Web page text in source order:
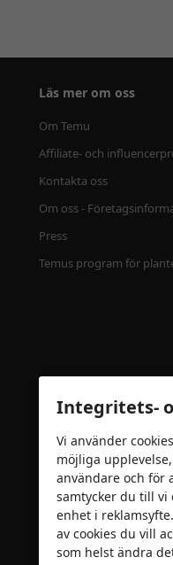
Läs mer om oss
Om Temu
Affiliate- och
Kontakta oss
Om oss -
Press
Temus program för
Säkerhetscertifiering
Integritets-
Vi använder
möjliga
användare och för
samtycker du till vi
enhet i
av cookies du vill
som helst ändra